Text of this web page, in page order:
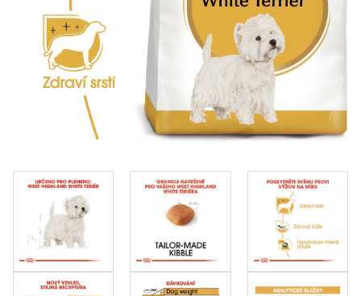
E-shop Veterix
777 319 517 (Po–Pá, 8–15h)
eshop@veterix.cz